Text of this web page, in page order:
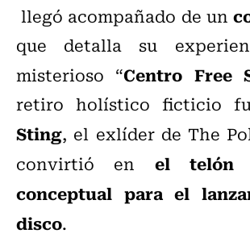
llegó acompañado de un
que detalla su
misterioso “Centro Free
retiro holístico ficticio
Sting, el exlíder de The
convirtió en el telón
conceptual para el
disco.